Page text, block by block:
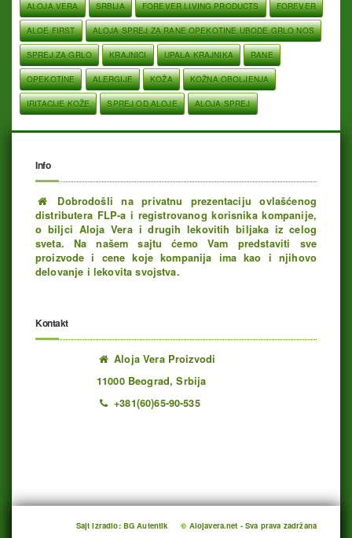
ALOJA VERA SRBIJA FOREVER LIVING PRODUCTS FOREVER
ALOE FIRST ALOJA SPREJ ZA RANE OPEKOTINE UBODE GRLO NOS
SPREJ ZA GRLO KRAJNICI UPALA KRAJNIKA RANE
OPEKOTINE ALERGIJE KOŽA KOŽNA OBOLJENJA
IRITACIJE KOŽE SPREJ OD ALOJE ALOJA SPREJ
Info
Dobrodošli na privatnu prezentaciju ovlašćenog
distributera FLP-a i registrovanog korisnika kompanije,
o biljci Aloja Vera i drugih lekovitih biljaka iz celog
sveta. Na našem sajtu ćemo Vam predstaviti sve
proizvode i cene koje kompanija ima kao i njihovo
delovanje i lekovita svojstva.
Kontakt
Aloja Vera Proizvodi
11000 Beograd, Srbija
+381(60)65-90-535
Sajt izradio: BG Autentik © Alojavera.net - Sva prava zadržana